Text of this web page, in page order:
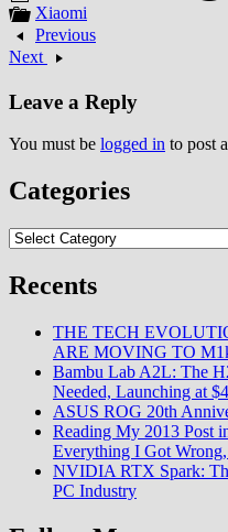
Xiaomi
Previous
Next
Leave a Reply
You must be logged in to post
Categories
Categories
Recents
THE TECH
ARE MOVING TO
Bambu Lab A2L: The
Needed, Launching at
ASUS ROG 20th
Reading My 2013 Post
Everything I Got
NVIDIA RTX Spark:
PC Industry